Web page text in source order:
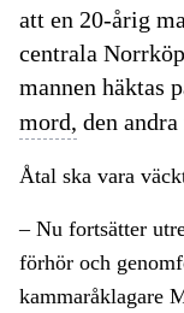
att en 20-årig
centrala
mannen häktas
mord, den
Åtal ska vara
– Nu fortsätter
förhör och
kammaråklagare